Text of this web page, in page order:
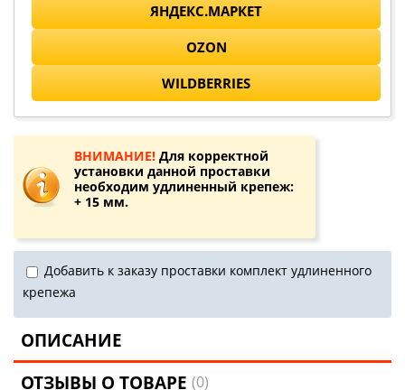
ЯНДЕКС.МАРКЕТ
OZON
WILDBERRIES
ВНИМАНИЕ! Для корректной
установки данной проставки
необходим удлиненный крепеж:
+ 15 мм.
Добавить к заказу проставки комплект удлиненного
крепежа
ОПИСАНИЕ
ОТЗЫВЫ О ТОВАРЕ(0)